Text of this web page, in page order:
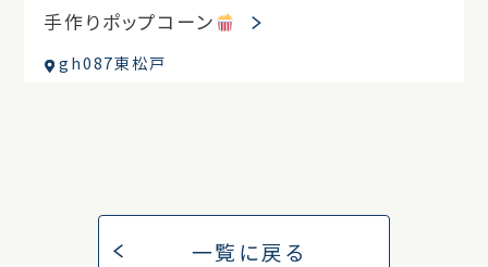
手作りポップコーン
gh087東松戸
一覧に戻る